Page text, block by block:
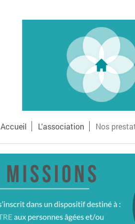
Accueil L'association Nos